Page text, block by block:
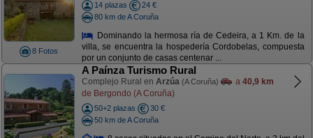
8 Fotos
14 plazas
24 €
80 km de A Coruña
Dominando la hermosa ría de Cedeira, a 1 Km. de la
villa, se encuentra la hospedería Cordobelas, compuesta
por un conjunto de casas centenar ...
A Paínza Turismo Rural
Complejo Rural en Arzúa (A Coruña) a 40,9 km
de Bergondo (A Coruña)
50+2 plazas
30 €
50 km de A Coruña